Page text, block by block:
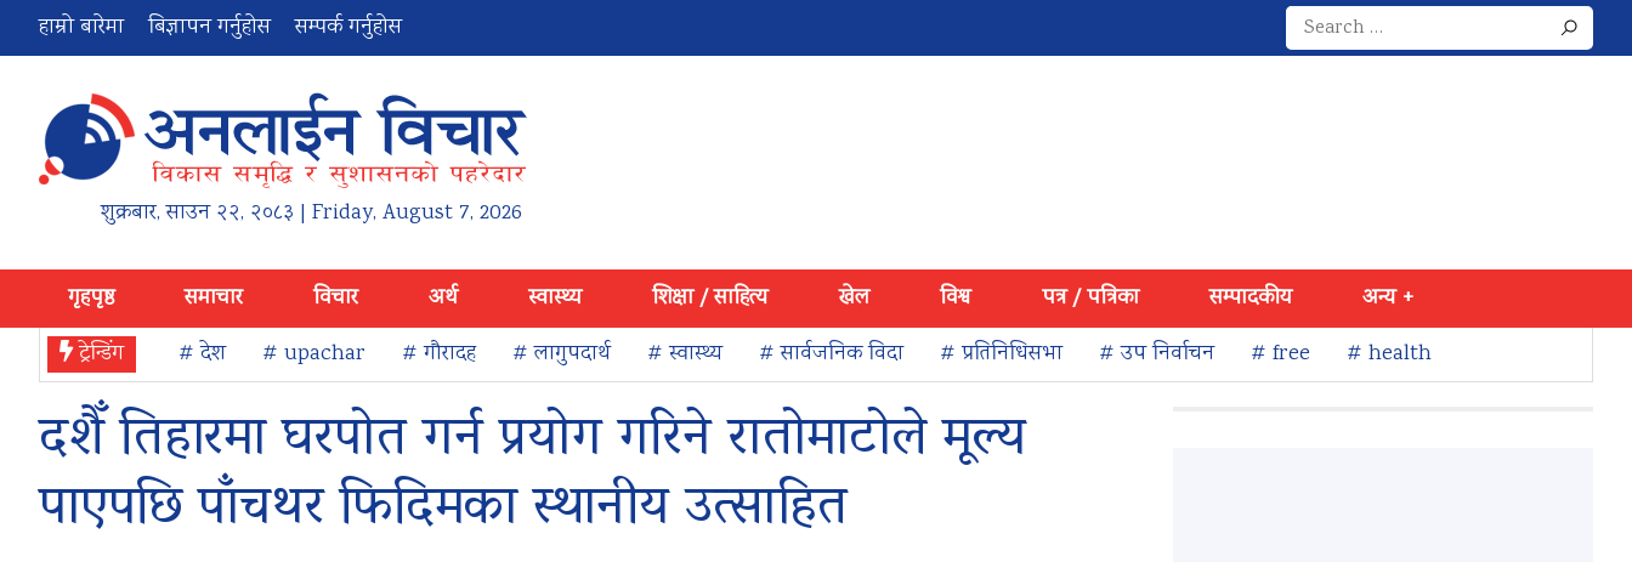
हाम्रो बारेमा बिज्ञापन गर्नुहोस सम्पर्क गर्नुहोस
Search
for:
शुक्रबार,साउन २२, २०८३ | Friday, August 7, 2026
गृहपृष्ठ समाचार विचार अर्थ स्वास्थ्य शिक्षा / साहित्य खेल विश्व पत्र / पत्रिका सम्पादकीय
अन्य +
ट्रेन्डिंग
# देश # upachar # गौरादह # लागुपदार्थ # स्वास्थ्य # सार्वजनिक विदा # प्रतिनिधिसभा # उप निर्वाचन # free # health
दशैँ तिहारमा घरपोत गर्न प्रयोग गरिने रातोमाटोले मूल्य
पाएपछि पाँचथर फिदिमका स्थानीय उत्साहित